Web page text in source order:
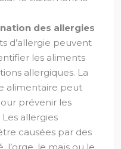
des allergies
d’allergie peuvent
les aliments
allergiques. La
alimentaire peut
prévenir les
allergies
causées par des